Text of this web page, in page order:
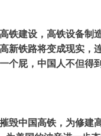
建设，高铁设备
新铁路将变成现实
屁，中国人不但
毁中国高铁，为修